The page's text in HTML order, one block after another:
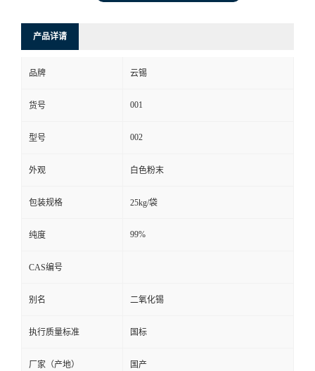
产品详请
品牌 云锡
货号 001
型号 002
外观 白色粉末
包装规格 25kg/袋
纯度 99%
CAS编号
别名 二氧化锡
执行质量标准 国标
厂家（产地） 国产